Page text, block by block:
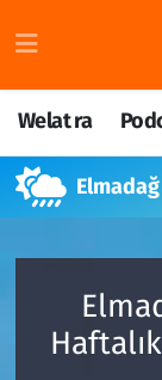
Welat ra
Welat ra
Podcast
Meqaleyî
Dinya
Nöbetçi
Hava
Namaz
Süper Lig